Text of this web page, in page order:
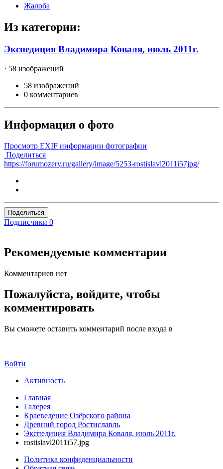
Жалоба
Из категории:
Экспедиция Владимира Коваля, июль 2011г.
· 58 изображений
58 изображений
0 комментариев
Информация о фото
Просмотр EXIF информации фотографии
Поделиться
https://forumozery.ru/gallery/image/5253-rostislavl2011i57jpg/
Поделиться
Подписчики 0
Рекомендуемые комментарии
Комментариев нет
Пожалуйста, войдите, чтобы
комментировать
Вы сможете оставить комментарий после входа в
Войти
Активность
Главная
Галерея
Краеведение Озёрского района
Древний город Ростиславль
Экспедиция Владимира Коваля, июль 2011г.
rostislavl2011i57.jpg
Политика конфиденциальности